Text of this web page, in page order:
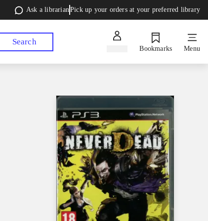
Ask a librarianPick up your orders at your preferred library
Search
Bookmarks Menu